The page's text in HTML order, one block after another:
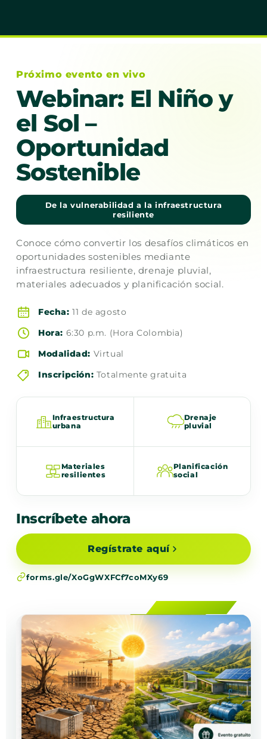
Próximo evento en vivo
Webinar: El Niño y
el Sol –
Oportunidad
Sostenible
De la vulnerabilidad a la infraestructura
resiliente
Conoce cómo convertir los desafíos climáticos en
oportunidades sostenibles mediante
infraestructura resiliente, drenaje pluvial,
materiales adecuados y planificación social.
Fecha: 11 de agosto
Hora: 6:30 p.m. (Hora Colombia)
Modalidad: Virtual
Inscripción: Totalmente gratuita
Infraestructura
urbana
Drenaje
pluvial
Materiales
resilientes
Planificación
social
Inscríbete ahora
Regístrate aquí
forms.gle/XoGgWXFCf7coMXy69